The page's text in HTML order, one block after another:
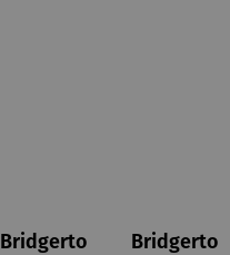
Bridgerto
Bridgerto